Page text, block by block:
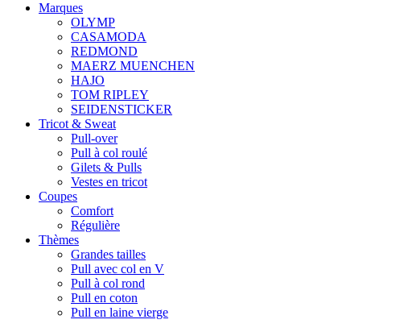
Marques
OLYMP
CASAMODA
REDMOND
MAERZ MUENCHEN
HAJO
TOM RIPLEY
SEIDENSTICKER
Tricot & Sweat
Pull-over
Pull à col roulé
Gilets & Pulls
Vestes en tricot
Coupes
Comfort
Régulière
Thèmes
Grandes tailles
Pull avec col en V
Pull à col rond
Pull en coton
Pull en laine vierge